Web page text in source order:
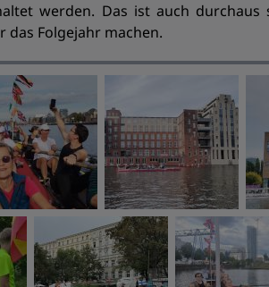
werden. Das ist auch durchaus
Folgejahr machen.